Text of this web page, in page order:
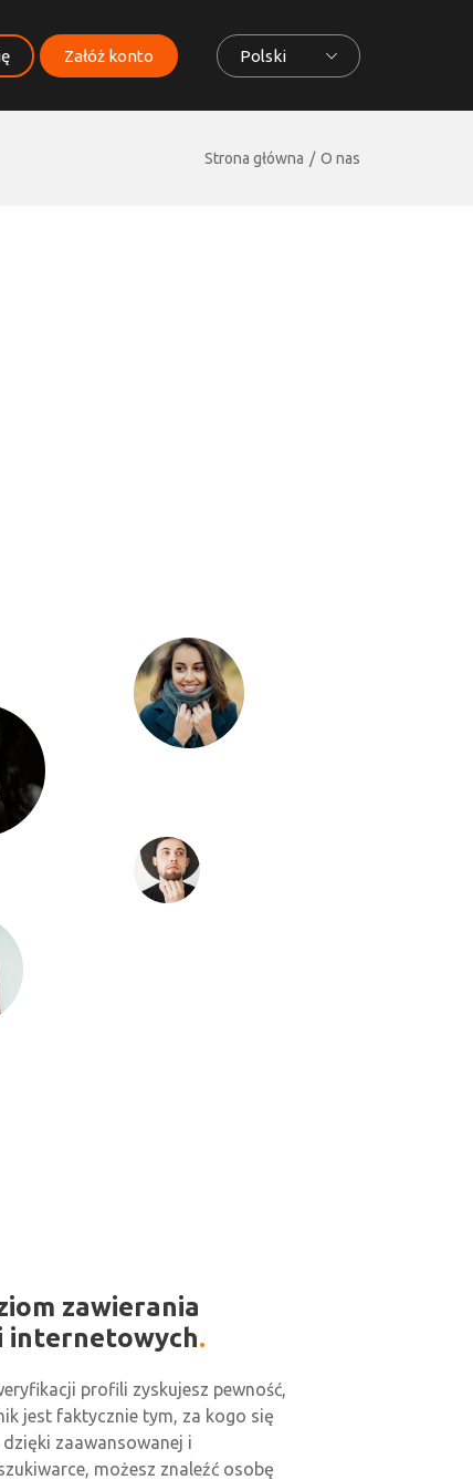
Załóż konto Polski
Strona główna O nas
zawierania
internetowych
profili zyskujesz pewność,
jest faktycznie tym, za kogo się
zaawansowanej i
możesz znaleźć osobę